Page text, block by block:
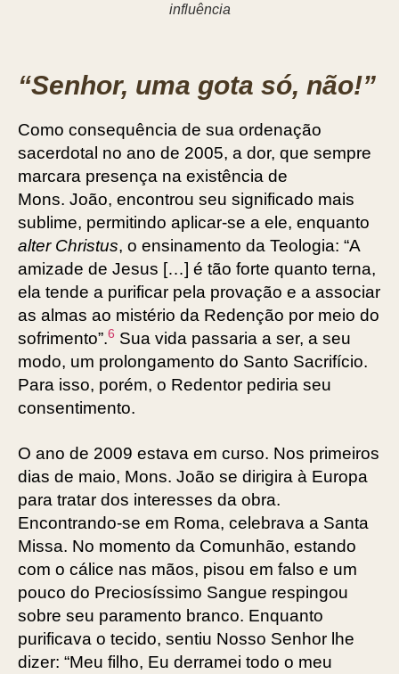
influência
“Senhor, uma gota só, não!”
Como consequência de sua ordenação
sacerdotal no ano de 2005, a dor, que sempre
marcara presença na existência de
Mons. João, encontrou seu significado mais
sublime, permitindo aplicar-se a ele, enquanto
alter Christus, o ensinamento da Teologia: “A
amizade de Jesus […] é tão forte quanto terna,
ela tende a purificar pela provação e a associar
as almas ao mistério da Redenção por meio do
sofrimento”.6 Sua vida passaria a ser, a seu
modo, um prolongamento do Santo Sacrifício.
Para isso, porém, o Redentor pediria seu
consentimento.
O ano de 2009 estava em curso. Nos primeiros
dias de maio, Mons. João se dirigira à Europa
para tratar dos interesses da obra.
Encontrando-se em Roma, celebrava a Santa
Missa. No momento da Comunhão, estando
com o cálice nas mãos, pisou em falso e um
pouco do Preciosíssimo Sangue respingou
sobre seu paramento branco. Enquanto
purificava o tecido, sentiu Nosso Senhor lhe
dizer: “Meu filho, Eu derramei todo o meu